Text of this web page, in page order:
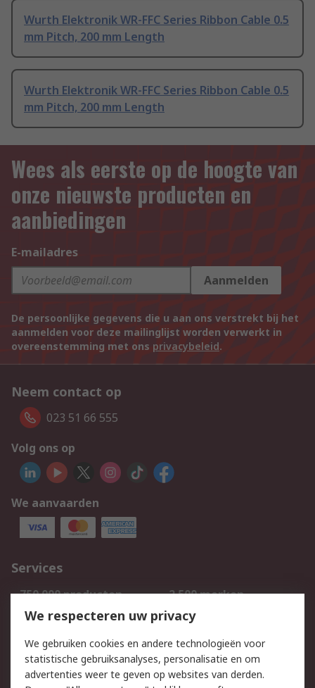
Wurth Elektronik WR-FFC Series Ribbon Cable 0.5
mm Pitch, 200 mm Length
Wurth Elektronik WR-FFC Series Ribbon Cable 0.5
mm Pitch, 200 mm Length
Wees als eerste op de hoogte van
onze nieuwste producten en
aanbiedingen
E-mailadres
Aanmelden
De persoonlijke gegevens die u aan ons verstrekt bij het
aanmelden voor deze mailinglijst worden verwerkt in
overeenstemming met ons privacybeleid.
Neem contact op
023 51 66 555
Volg ons op
We aanvaarden
Services
750.000 producten
2.500 merken
Bestellen
Inkoopoplossingen
Track & Trace
We respecteren uw privacy
We gebruiken cookies en andere technologieën voor
statistische gebruiksanalyses, personalisatie en om
advertenties weer te geven op websites van derden.